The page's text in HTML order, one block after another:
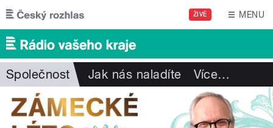
Přejít k hlavnímu obsahu
ŽIVĚ MENU
Společnost Jak nás naladíte Více…